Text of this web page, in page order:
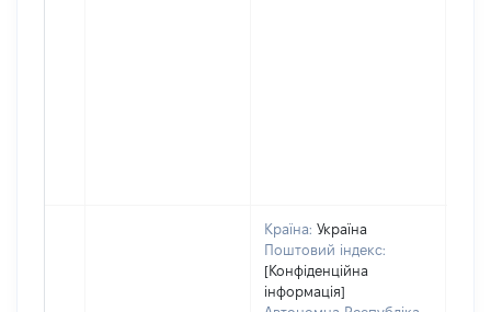
Країна: Україна
Поштовий індекс:
[Конфіденційна
інформація]